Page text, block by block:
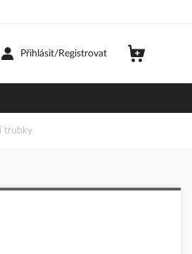
Přihlásit/Registrovat
trubky